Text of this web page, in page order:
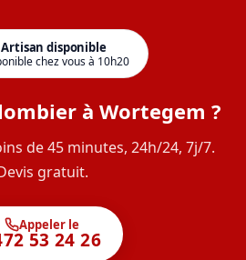
Artisan disponible
chez vous à 10h20
à Wortegem ?
de 45 minutes, 24h/24, 7j/7.
gratuit.
Appeler le
53 24 26